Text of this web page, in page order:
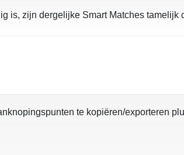
is, zijn dergelijke Smart Matches tamelijk
te kopiëren/exporteren